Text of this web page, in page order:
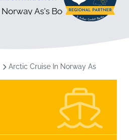
As's Boote
Arctic Cruise In Norway As